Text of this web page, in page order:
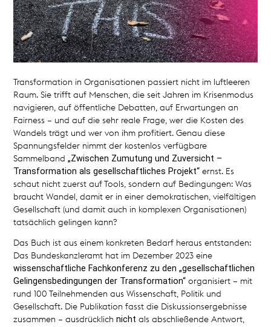
Transformation in Organisationen passiert nicht im luftleeren
Raum. Sie trifft auf Menschen, die seit Jahren im Krisenmodus
navigieren, auf öffentliche Debatten, auf Erwartungen an
Fairness – und auf die sehr reale Frage, wer die Kosten des
Wandels trägt und wer von ihm profitiert. Genau diese
Spannungsfelder nimmt der kostenlos verfügbare
Sammelband„Zwischen Zumutung und Zuversicht –
Transformation als gesellschaftliches Projekt“ ernst. Es
schaut nicht zuerst auf Tools, sondern auf Bedingungen: Was
braucht Wandel, damit er in einer demokratischen, vielfältigen
Gesellschaft (und damit auch in komplexen Organisationen)
tatsächlich gelingen kann?
Das Buch ist aus einem konkreten Bedarf heraus entstanden:
Das Bundeskanzleramt hat im Dezember 2023 eine
wissenschaftliche Fachkonferenz zu den „gesellschaftlichen
Gelingensbedingungen der Transformation“ organisiert – mit
rund 100 Teilnehmenden aus Wissenschaft, Politik und
Gesellschaft. Die Publikation fasst die Diskussionsergebnisse
zusammen – ausdrücklichnicht als abschließende Antwort,